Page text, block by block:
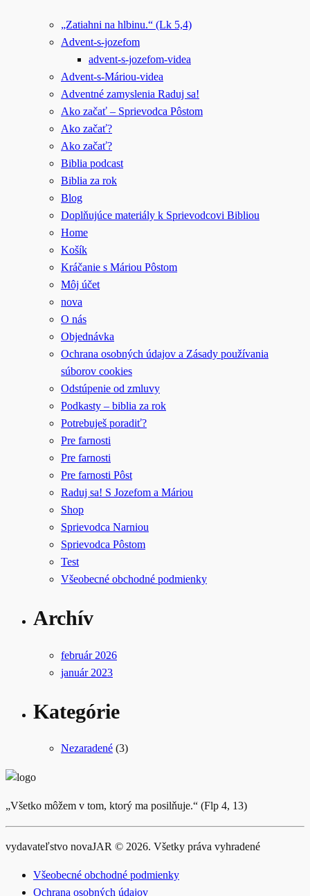
„Zatiahni na hlbinu.“ (Lk 5,4)
Advent-s-jozefom
advent-s-jozefom-videa
Advent-s-Máriou-videa
Adventné zamyslenia Raduj sa!
Ako začať – Sprievodca Pôstom
Ako začať?
Ako začať?
Biblia podcast
Biblia za rok
Blog
Doplňujúce materiály k Sprievodcovi Bibliou
Home
Košík
Kráčanie s Máriou Pôstom
Môj účet
nova
O nás
Objednávka
Ochrana osobných údajov a Zásady používania
súborov cookies
Odstúpenie od zmluvy
Podkasty – biblia za rok
Potrebuješ poradiť?
Pre farnosti
Pre farnosti
Pre farnosti Pôst
Raduj sa! S Jozefom a Máriou
Shop
Sprievodca Narniou
Sprievodca Pôstom
Test
Všeobecné obchodné podmienky
Archív
február 2026
január 2023
Kategórie
Nezaradené (3)
„Všetko môžem v tom, ktorý ma posilňuje.“ (Flp 4, 13)
vydavateľstvo novaJAR © 2026. Všetky práva vyhradené
Všeobecné obchodné podmienky
Ochrana osobných údajov